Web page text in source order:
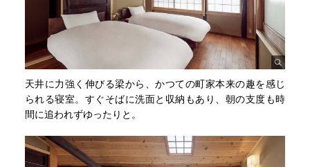
天井に力強く伸びる梁から、かつての町家本来の趣を感じ
られる寝室。すぐそばに洗面と収納もあり、朝の支度も時
間に追われずゆったりと。